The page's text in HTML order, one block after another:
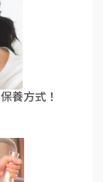
養方式！